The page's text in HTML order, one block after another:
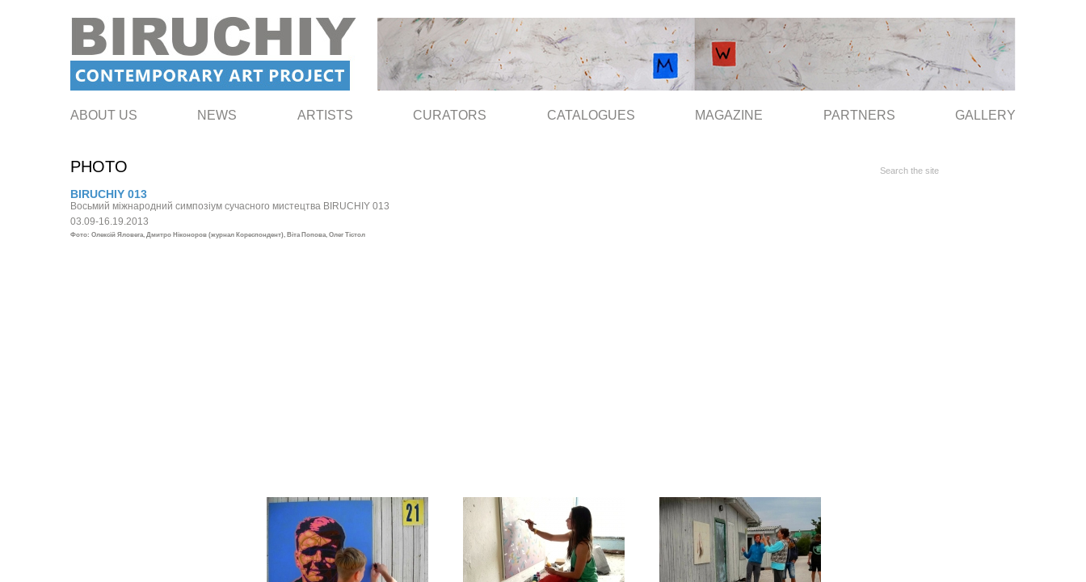
ABOUT US NEWS ARTISTS CURATORS CATALOGUES MAGAZINE PARTNERS GALLERY
PHOTO
BIRUCHIY 013
Восьмий міжнародний симпозіум сучасного мистецтва BIRUCHIY 013
03.09-16.19.2013
Фото: Олексій Яловега, Дмитро Ніконоров (журнал Кореспондент), Віта Попова, Олег Тістол